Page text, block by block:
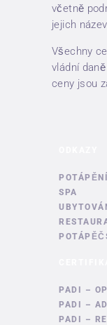
včetně
jejich
Všechny
vládní
ceny jsou
POTÁPĚNÍ
SPA
PADI –
PADI –
PADI –